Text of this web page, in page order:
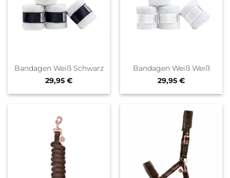
Bandagen Weiß Schwarz
29,95 €
Bandagen Weiß Weiß
29,95 €